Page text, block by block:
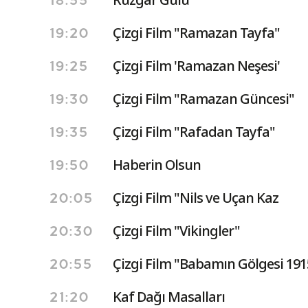
19:20 Çizgi Film "Ramazan Tayfa"
19:25 Çizgi Film 'Ramazan Neşesi'
19:30 Çizgi Film "Ramazan Güncesi"
19:35 Çizgi Film "Rafadan Tayfa"
19:50 Haberin Olsun
20:05 Çizgi Film "Nils ve Uçan Kaz
20:30 Çizgi Film "Vikingler"
20:55 Çizgi Film "Babamın Gölgesi
21:20 Kaf Dağı Masalları